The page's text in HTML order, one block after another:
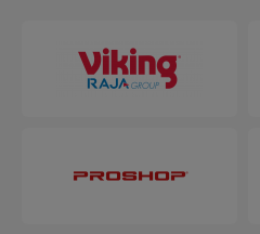
Recycle Serie und ist auf
Moderne und zeitgemäße
zu schützen und sorgen